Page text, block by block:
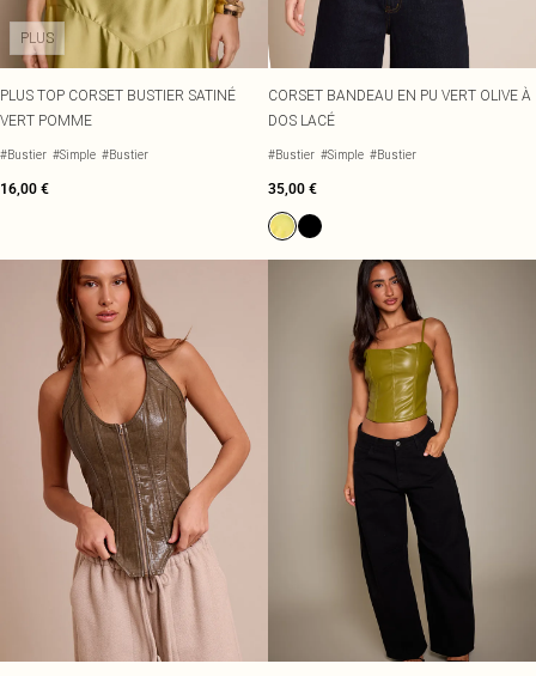
PLUS
PLUS TOP CORSET BUSTIER SATINÉ
VERT POMME
#Bustier #Simple #Bustier
16,00 €
CORSET BANDEAU EN PU VERT OLIVE À
DOS LACÉ
#Bustier #Simple #Bustier
35,00 €